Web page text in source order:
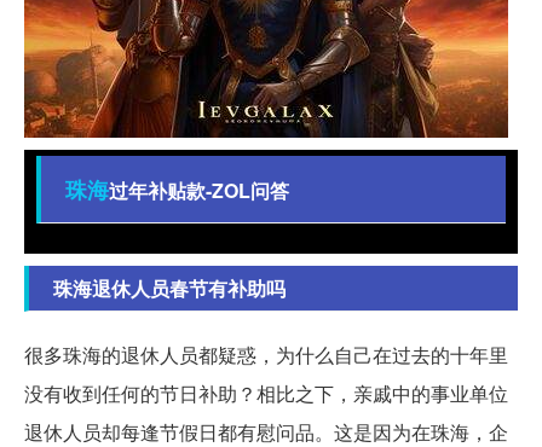
珠海过年补贴款-ZOL问答
珠海退休人员春节有补助吗
很多珠海的退休人员都疑惑，为什么自己在过去的十年里
没有收到任何的节日补助？相比之下，亲戚中的事业单位
退休人员却每逢节假日都有慰问品。这是因为在珠海，企